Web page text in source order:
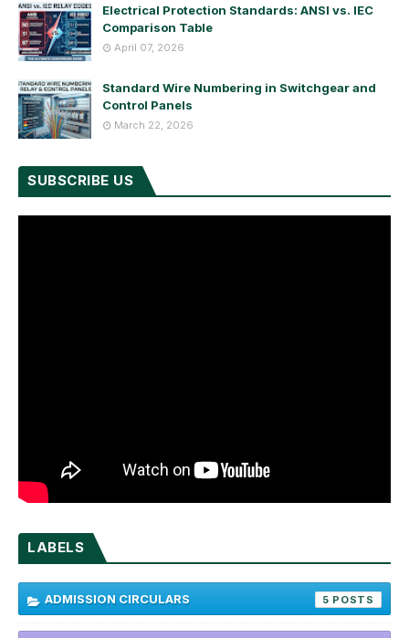
Electrical Protection Standards: ANSI vs. IEC
Comparison Table
April 07, 2026
Standard Wire Numbering in Switchgear and
Control Panels
March 22, 2026
SUBSCRIBE US
LABELS
ADMISSION CIRCULARS 5